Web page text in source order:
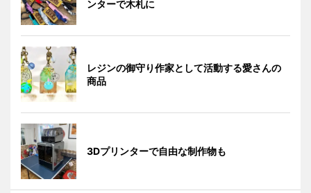
ンターで木札に
レジンの御守り作家として活動する愛さんの
商品
3Dプリンターで自由な制作物も